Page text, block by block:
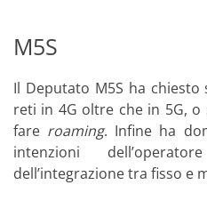
M5S
Il Deputato M5S ha
reti in 4G oltre che in 5G,
fare roaming. Infine ha
intenzioni
dell’integrazione tra fisso e